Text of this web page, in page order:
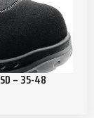
– 35-48